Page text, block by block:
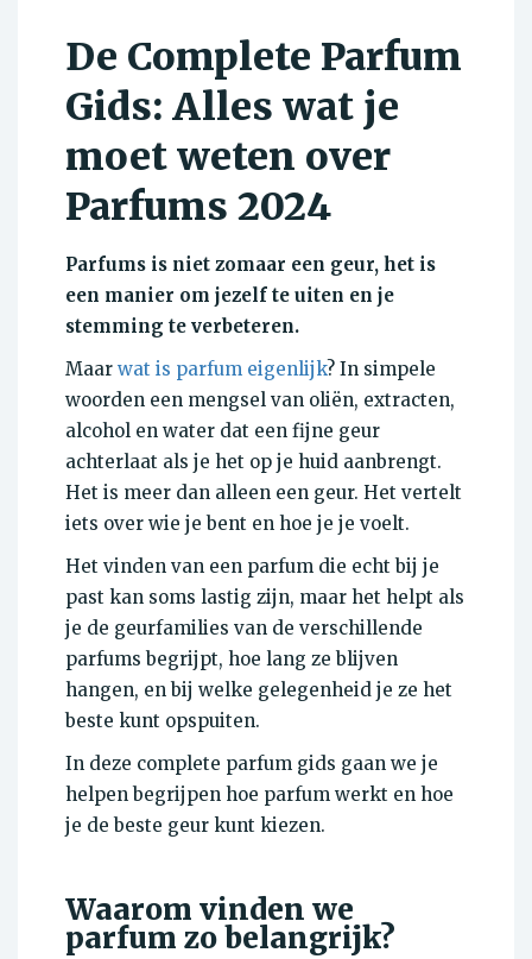
De Complete Parfum
Gids: Alles wat je
moet weten over
Parfums 2024
Parfums is niet zomaar een geur, het is
een manier om jezelf te uiten en je
stemming te verbeteren.
Maar wat is parfum eigenlijk? In simpele
woorden een mengsel van oliën, extracten,
alcohol en water dat een fijne geur
achterlaat als je het op je huid aanbrengt.
Het is meer dan alleen een geur. Het vertelt
iets over wie je bent en hoe je je voelt.
Het vinden van een parfum die echt bij je
past kan soms lastig zijn, maar het helpt als
je de geurfamilies van de verschillende
parfums begrijpt, hoe lang ze blijven
hangen, en bij welke gelegenheid je ze het
beste kunt opspuiten.
In deze complete parfum gids gaan we je
helpen begrijpen hoe parfum werkt en hoe
je de beste geur kunt kiezen.
Waarom vinden we
parfum zo belangrijk?